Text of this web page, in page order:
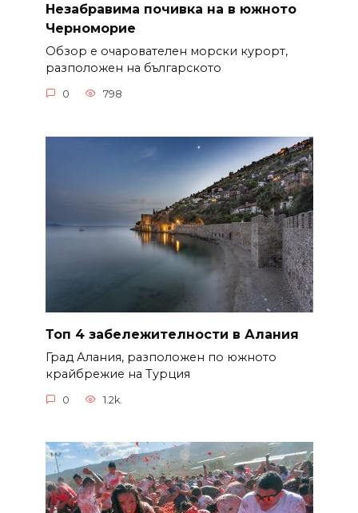
Незабравима почивка на в южното
Черноморие
Обзор е очарователен морски курорт,
разположен на българското
0 798
Топ 4 забележителности в Алания
Град Алания, разположен по южното
крайбрежие на Турция
0 1.2k.